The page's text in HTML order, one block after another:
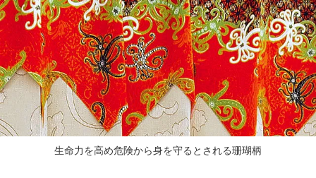
生命力を高め危険から身を守るとされる珊瑚柄